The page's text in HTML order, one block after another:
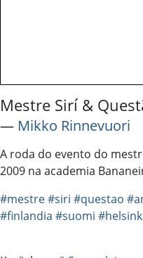
Mestre Sirí &
― Mikko Rinnevuori
A roda do evento do
2009 na academia
#mestre#siri #questao
#finlandia #suomi